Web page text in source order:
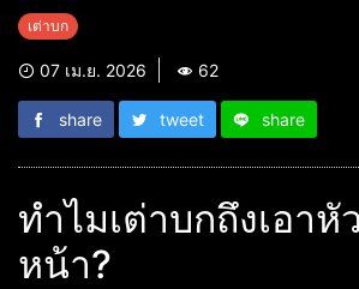
เต่าบก
07 เม.ย. 2026 62
share tweet share
ทำไมเต่าบกถึงเอาหั
หน้า?